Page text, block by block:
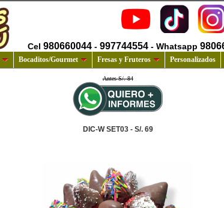
Cel 980660044 - 997744554 - Whatsapp
Bocaditos/Gourmet Fresas y Fruteros Personalizados
Antes S/. 84
DIC-W SET03 - S/. 69